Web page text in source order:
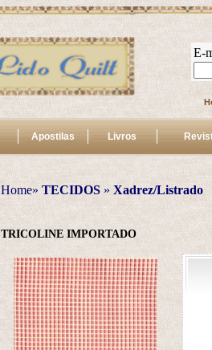
E-
Apostilas Livros
Home»TECIDOS » Xadrez/Listrado
TRICOLINE IMPORTADO